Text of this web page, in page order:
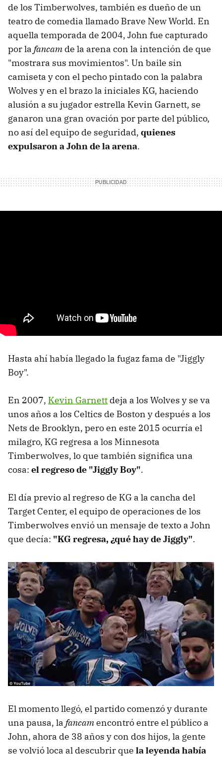
de los Timberwolves, también es dueño de un
teatro de comedia llamado Brave New World. En
aquella temporada de 2004, John fue capturado
por la fancam de la arena con la intención de que
"mostrara sus movimientos". Un baile sin
camiseta y con el pecho pintado con la palabra
Wolves y en el brazo la iniciales KG, haciendo
alusión a su jugador estrella Kevin Garnett, se
ganaron una gran ovación por parte del público,
no así del equipo de seguridad, quienes
expulsaron a John de la arena.
Hasta ahí había llegado la fugaz fama de "Jiggly
Boy".
En 2007, Kevin Garnett deja a los Wolves y se va
unos años a los Celtics de Boston y después a los
Nets de Brooklyn, pero en este 2015 ocurría el
milagro, KG regresa a los Minnesota
Timberwolves, lo que también significa una
cosa: el regreso de "Jiggly Boy".
El día previo al regreso de KG a la cancha del
Target Center, el equipo de operaciones de los
Timberwolves envió un mensaje de texto a John
que decía: "KG regresa, ¿qué hay de Jiggly".
El momento llegó, el partido comenzó y durante
una pausa, la fancamencontró entre el público a
John, ahora de 38 años y con dos hijos, la gente
se volvió loca al descubrir que la leyenda había